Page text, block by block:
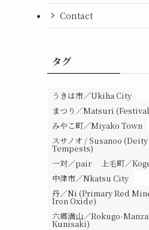
Contact
タグ
うきは市／Ukiha City
まつり／Matsuri
みやこ町／Miyako Town
スサノオ / Susanoo
Tempests)
一対／pair
上毛町／
中津市／Nkatsu City
丹／Ni (Primary Red
Iron Oxide)
六郷満山／Rokugo-
Kunisaki)